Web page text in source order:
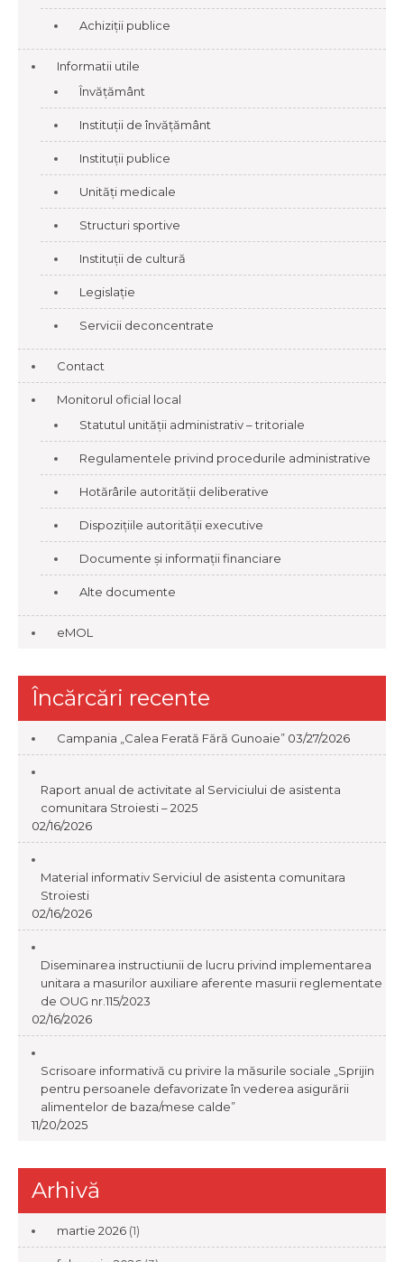
Achiziții publice
Informatii utile
Învățământ
Instituții de învățământ
Instituții publice
Unități medicale
Structuri sportive
Instituții de cultură
Legislație
Servicii deconcentrate
Contact
Monitorul oficial local
Statutul unității administrativ – tritoriale
Regulamentele privind procedurile administrative
Hotărârile autorității deliberative
Dispozițiile autorității executive
Documente și informații financiare
Alte documente
eMOL
Încărcări recente
Campania „Calea Ferată Fără Gunoaie” 03/27/2026
Raport anual de activitate al Serviciului de asistenta
comunitara Stroiesti – 2025
02/16/2026
Material informativ Serviciul de asistenta comunitara
Stroiesti
02/16/2026
Diseminarea instructiunii de lucru privind implementarea
unitara a masurilor auxiliare aferente masurii reglementate
de OUG nr.115/2023
02/16/2026
Scrisoare informativă cu privire la măsurile sociale „Sprijin
pentru persoanele defavorizate în vederea asigurării
alimentelor de baza/mese calde”
11/20/2025
Arhivă
martie 2026 (1)